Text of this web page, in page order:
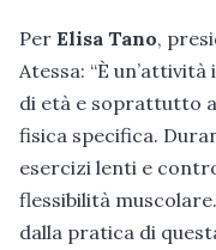
Per Elisa Tano,
Atessa: “È
di età e soprattutto
fisica specifica.
esercizi lenti e
flessibilità
dalla pratica di